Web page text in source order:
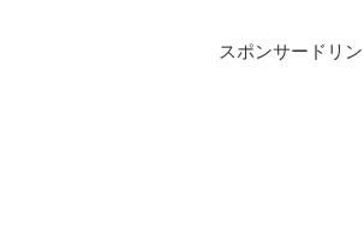
スポンサードリ